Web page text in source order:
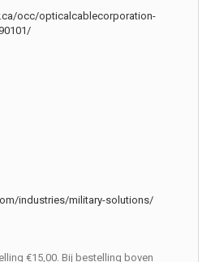
occ/opticalcablecorporation-
industries/military-solutions/
€15,00. Bij bestelling boven